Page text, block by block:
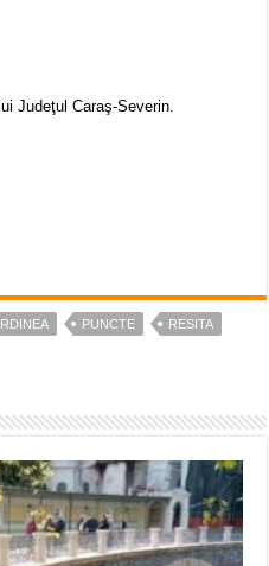
Judeţul Caraş-Severin.
PUNCTE
RESITA